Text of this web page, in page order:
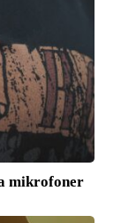
mikrofoner